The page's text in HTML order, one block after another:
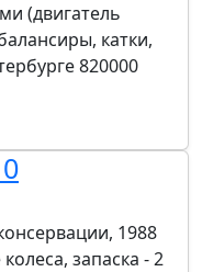
(двигатель
катки,
820000
1988
запаска - 2